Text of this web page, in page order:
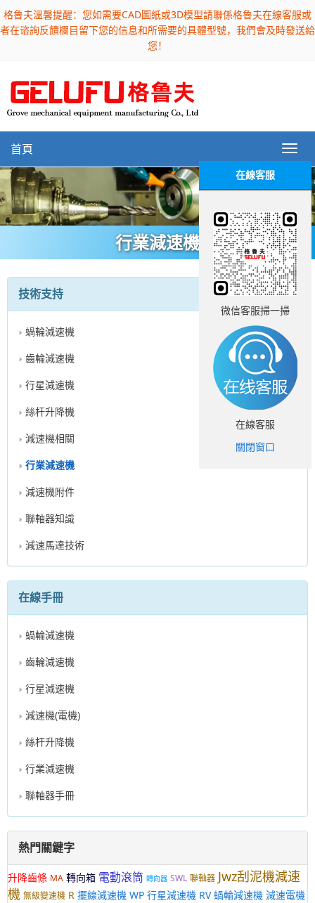
格魯夫溫馨提醒：您如需要CAD圖紙或3D模型請聯係格魯夫在線客服或
者在谘詢反饋欄目留下您的信息和所需要的具體型號，我們會及時發送給
您！
首頁
行業減速機
技術支持
蝸輪減速機
齒輪減速機
行星減速機
絲杆升降機
減速機相關
行業減速機
減速機附件
聯軸器知識
減速馬達技術
在線手冊
蝸輪減速機
齒輪減速機
行星減速機
減速機(電機)
絲杆升降機
行業減速機
聯軸器手冊
熱門關鍵字
升降齒條 MA 轉向箱 電動滾筒 轉向器 SWL 聯軸器 Jwz刮泥機減速
機 無級變速機 R 擺線減速機 WP 行星減速機 RV 蝸輪減速機 減速電機
在線客服
微信客服掃一掃
在線客服
關閉窗口